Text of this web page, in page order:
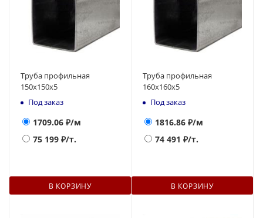
Труба профильная
150х150х5
Под заказ
1709.06 ₽/м
75 199 ₽/т.
В КОРЗИНУ
Труба профильная
160х160x5
Под заказ
1816.86 ₽/м
74 491 ₽/т.
В КОРЗИНУ